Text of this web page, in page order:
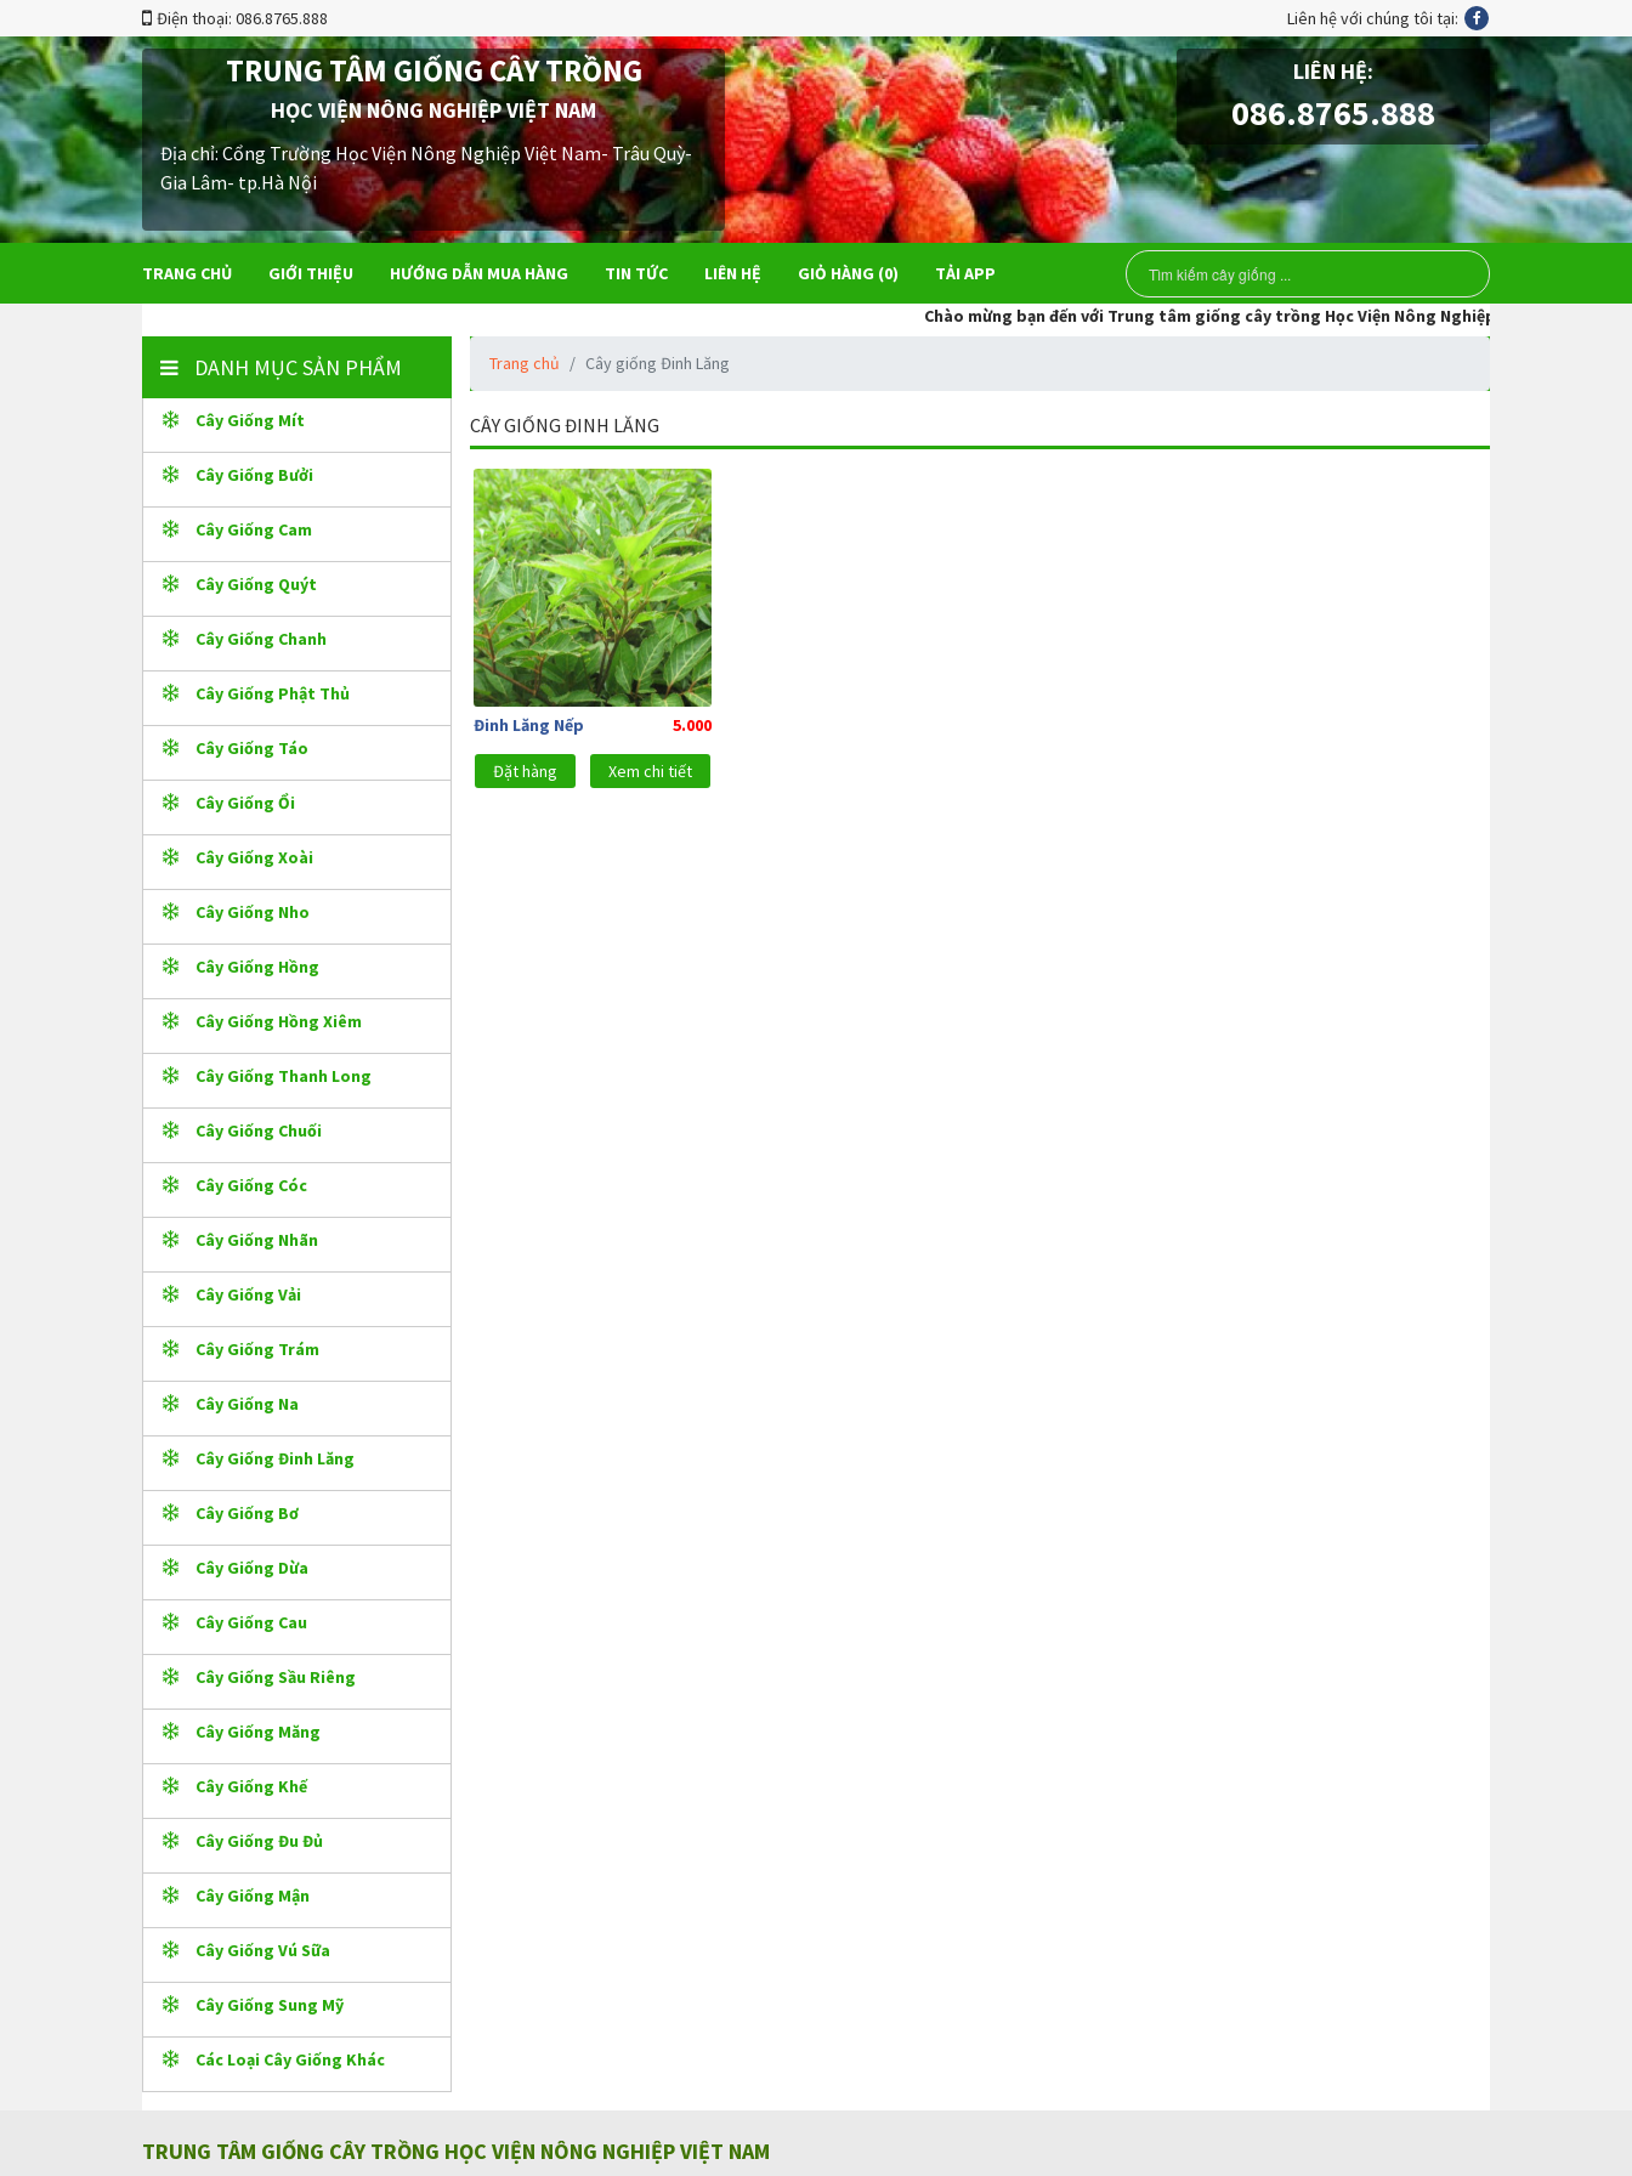
Điện thoại: 086.8765.888 Liên hệ với chúng tôi tại:
TRUNG TÂM GIỐNG CÂY TRỒNG
HỌC VIỆN NÔNG NGHIỆP VIỆT NAM
Địa chỉ: Cổng Trường Học Viện Nông Nghiệp Việt Nam- Trâu Quỳ-
Gia Lâm- tp.Hà Nội
LIÊN HỆ:
086.8765.888
TRANG CHỦ GIỚI THIỆU HƯỚNG DẪN MUA HÀNG TIN TỨC LIÊN HỆ GIỎ HÀNG (0)
TẢI APP
Chào mừng bạn đến với Trung tâm giống cây trồng Học Viện Nông Nghiệp Việt Nam.Hãy liên hệ
DANH MỤC SẢN PHẨM
Cây Giống Mít
Cây Giống Bưởi
Cây Giống Cam
Cây Giống Quýt
Cây Giống Chanh
Cây Giống Phật Thủ
Cây Giống Táo
Cây Giống Ổi
Cây Giống Xoài
Cây Giống Nho
Cây Giống Hồng
Cây Giống Hồng Xiêm
Cây Giống Thanh Long
Cây Giống Chuối
Cây Giống Cóc
Cây Giống Nhãn
Cây Giống Vải
Cây Giống Trám
Cây Giống Na
Cây Giống Đinh Lăng
Cây Giống Bơ
Cây Giống Dừa
Cây Giống Cau
Cây Giống Sầu Riêng
Cây Giống Măng
Cây Giống Khế
Cây Giống Đu Đủ
Cây Giống Mận
Cây Giống Vú Sữa
Cây Giống Sung Mỹ
Các Loại Cây Giống Khác
Trang chủ Cây giống Đinh Lăng
CÂY GIỐNG ĐINH LĂNG
Đinh Lăng Nếp 5.000
Đặt hàng Xem chi tiết
TRUNG TÂM GIỐNG CÂY TRỒNG HỌC VIỆN NÔNG NGHIỆP VIỆT NAM